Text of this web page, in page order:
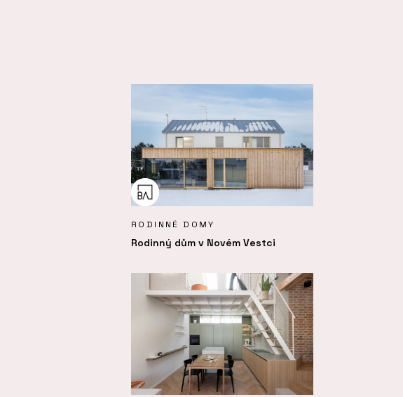
RODINNÉ DOMY
Rodinný dům v Novém Vestci